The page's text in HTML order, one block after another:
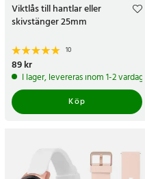
Viktlås till hantlar eller
skivstänger 25mm
10
Pris:
89 kr
I lager, levereras inom 1-2 vardagar
Köp